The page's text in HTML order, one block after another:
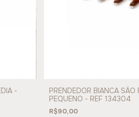
-
PRENDEDOR BIANCA SÃO
PEQUENO - REF 134304
R$90,00